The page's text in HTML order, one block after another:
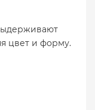
цвет и форму.